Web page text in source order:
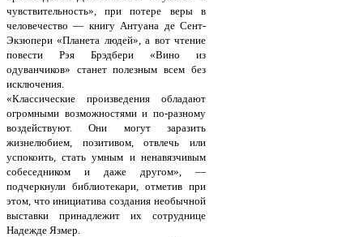
чувствительность», при потере веры в
человечество — книгу Антуана де Сент-
Экзюпери «Планета людей», а вот чтение
повести Рэя Брэдбери «Вино из
одуванчиков» станет полезным всем без
исключения.
«Классические произведения обладают
огромными возможностями и по-разному
воздействуют. Они могут заразить
жизнелюбием, позитивом, отвлечь или
успокоить, стать умным и ненавязчивым
собеседником и даже другом», —
подчеркнули библиотекари, отметив при
этом, что инициатива создания необычной
выставки принадлежит их сотруднице
Надежде Язмер.